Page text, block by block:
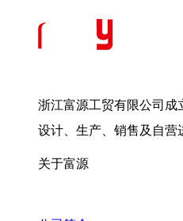
浙江富源工贸有限公司成
设计、生产、销售及自营
关于富源